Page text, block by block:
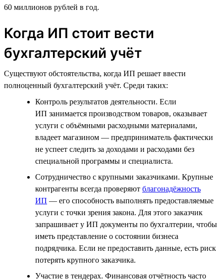
60 миллионов рублей в год.
Когда ИП стоит вести
бухгалтерский учёт
Существуют обстоятельства, когда ИП решает ввести
полноценный бухгалтерский учёт. Среди таких:
Контроль результатов деятельности. Если
ИП занимается производством товаров, оказывает
услуги с объёмными расходными материалами,
владеет магазином — предприниматель фактически
не успеет следить за доходами и расходами без
специальной программы и специалиста.
Сотрудничество с крупными заказчиками. Крупные
контрагенты всегда проверяют благонадёжность
ИП — его способность выполнять предоставляемые
услуги с точки зрения закона. Для этого заказчик
запрашивает у ИП документы по бухгалтерии, чтобы
иметь представление о состоянии бизнеса
подрядчика. Если не предоставить данные, есть риск
потерять крупного заказчика.
Участие в тендерах. Финансовая отчётность часто